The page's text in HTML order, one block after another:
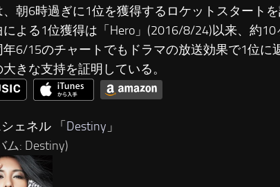
、朝6時過ぎに1位を獲得するロケットスタート
よる1位獲得は「Hero」(2016/8/24)以来、約
年6/15のチャートでもドラマの放送効果で1位に
きな支持を証明している。
ェネル 「 Destiny 」
ム: Destiny)